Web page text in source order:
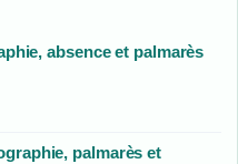
absence et palmarès
palmarès et